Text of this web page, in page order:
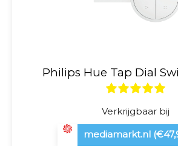
Philips Hue Tap Dial
Verkrijgbaar bij
mediamarkt.nl